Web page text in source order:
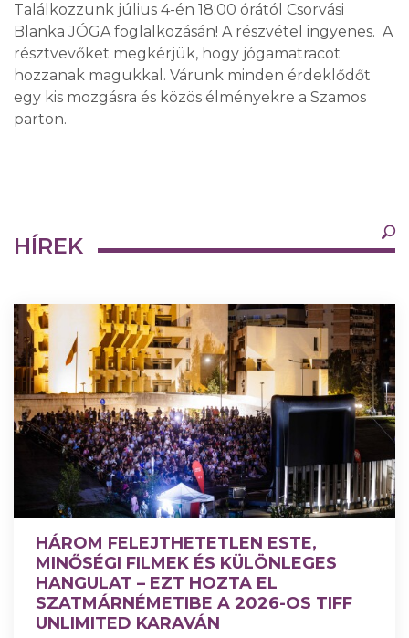
Találkozzunk július 4-én 18:00 órától Csorvási
Blanka JÓGA foglalkozásán! A részvétel ingyenes. A
résztvevőket megkérjük, hogy jógamatracot
hozzanak magukkal. Várunk minden érdeklődőt
egy kis mozgásra és közös élményekre a Szamos
parton.
Legfrissebb Bármikor ×
HÍREK
HÁROM FELEJTHETETLEN ESTE,
MINŐSÉGI FILMEK ÉS KÜLÖNLEGES
HANGULAT – EZT HOZTA EL
SZATMÁRNÉMETIBE A 2026-OS TIFF
UNLIMITED KARAVÁN